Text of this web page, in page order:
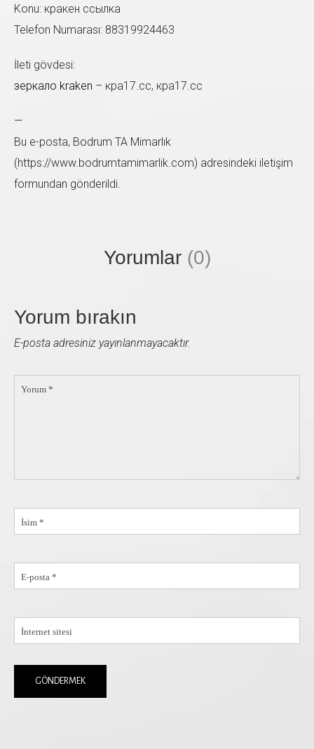
Konu: кракен ссылка
Telefon Numarası: 88319924463
İleti gövdesi:
зеркало kraken – кра17.сс, кра17.сс
—
Bu e-posta, Bodrum TA Mimarlık
(https://www.bodrumtamimarlik.com) adresindeki iletişim
formundan gönderildi.
Yorumlar (0)
Yorum bırakın
E-posta adresiniz yayınlanmayacaktır.
Yorum *
İsim *
E-posta *
İnternet sitesi